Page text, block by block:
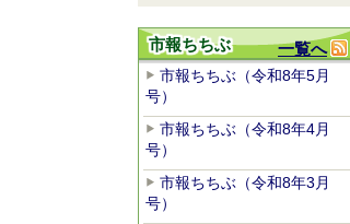
一覧へ
市報ちちぶ
市報ちちぶ（令和8年5月
号）
市報ちちぶ（令和8年4月
号）
市報ちちぶ（令和8年3月
号）